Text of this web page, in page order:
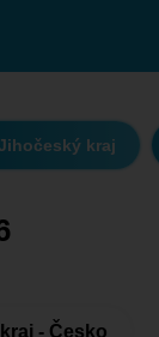
kraj
- Česko